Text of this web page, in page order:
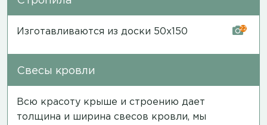
Изготавливаются из доски 50х150 22
Свесы кровли
Всю красоту крыше и строению дает
толщина и ширина свесов кровли, мы